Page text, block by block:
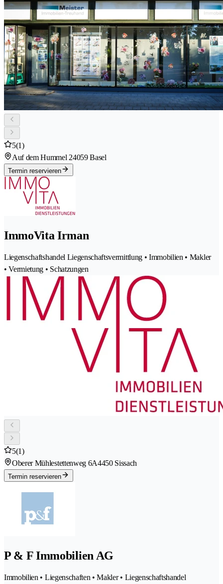
5(1)
Auf dem Hummel 24059 Basel
Termin reservieren
ImmoVita Irman
Liegenschaftshandel Liegenschaftsvermittlung • Immobilien • Makler
• Vermietung • Schatzungen
5(1)
Oberer Mühlestettenweg 6A4450 Sissach
Termin reservieren
P & F Immobilien AG
Immobilien • Liegenschaften • Makler • Liegenschaftshandel